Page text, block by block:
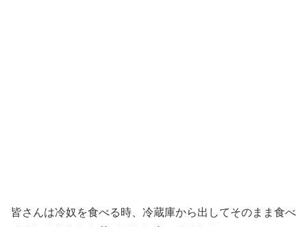
皆さんは冷奴を食べる時、冷蔵庫から出してそのまま食べ